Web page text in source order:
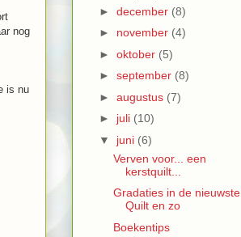
nog
is nu
► december (8)
► november (4)
► oktober (5)
► september (8)
► augustus (7)
► juli (10)
▼ juni (6)
Verven voor... een
kerstquilt...
Gradaties in de nieuwste
Quilt en zo
Boekentips